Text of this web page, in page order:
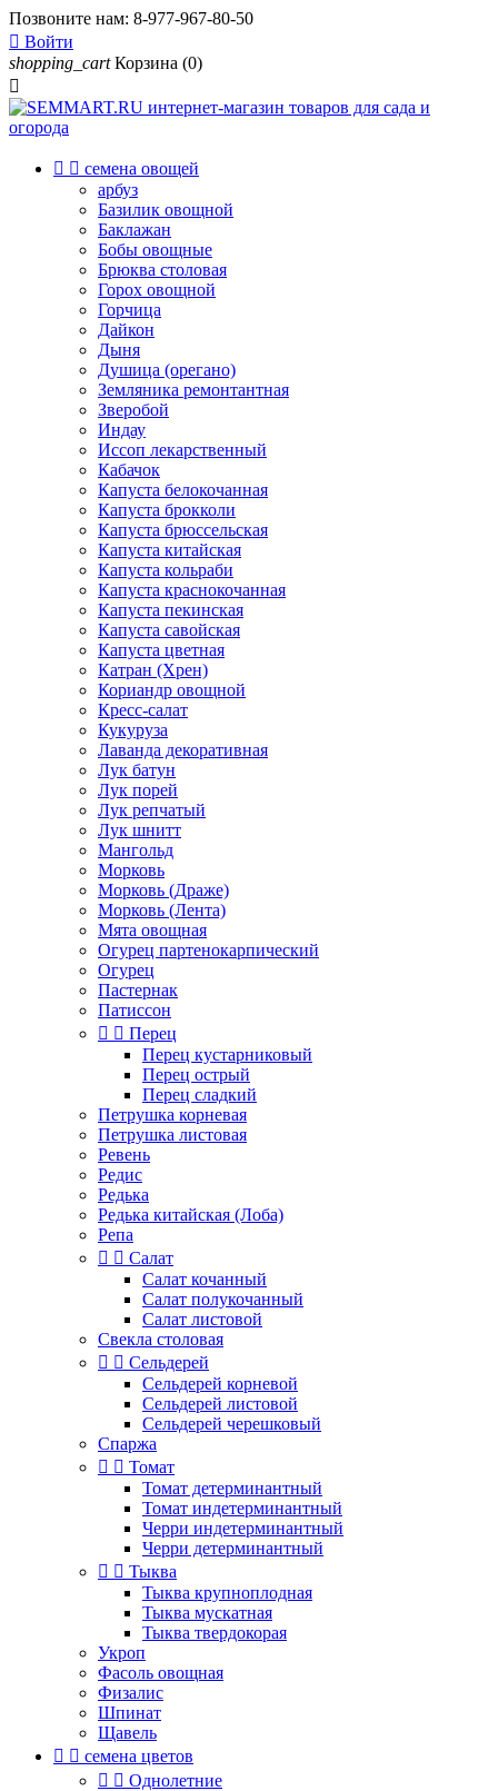
Позвоните нам: 8-977-967-80-50
 Войти
shopping_cart Корзина (0)

  семена овощей
арбуз
Базилик овощной
Баклажан
Бобы овощные
Брюква столовая
Горох овощной
Горчица
Дайкон
Дыня
Душица (орегано)
Земляника ремонтантная
Зверобой
Индау
Иссоп лекарственный
Кабачок
Капуста белокочанная
Капуста брокколи
Капуста брюссельская
Капуста китайская
Капуста кольраби
Капуста краснокочанная
Капуста пекинская
Капуста савойская
Капуста цветная
Катран (Хрен)
Кориандр овощной
Кресс-салат
Кукуруза
Лаванда декоративная
Лук батун
Лук порей
Лук репчатый
Лук шнитт
Мангольд
Морковь
Морковь (Драже)
Морковь (Лента)
Мята овощная
Огурец партенокарпический
Огурец
Пастернак
Патиссон
  Перец
Перец кустарниковый
Перец острый
Перец сладкий
Петрушка корневая
Петрушка листовая
Ревень
Редис
Редька
Редька китайская (Лоба)
Репа
  Салат
Салат кочанный
Салат полукочанный
Салат листовой
Свекла столовая
  Сельдерей
Сельдерей корневой
Сельдерей листовой
Сельдерей черешковый
Спаржа
  Томат
Томат детерминантный
Томат индетерминантный
Черри индетерминантный
Черри детерминантный
  Тыква
Тыква крупноплодная
Тыква мускатная
Тыква твердокорая
Укроп
Фасоль овощная
Физалис
Шпинат
Щавель
  семена цветов
  Однолетние